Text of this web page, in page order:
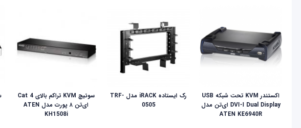
اکستندر KVM تحت شبکه USB
DVI-I Dual Display ای‌تن مدل
ATEN KE6940R
رک ایستاده iRACK مدل TRF-
0505
سوئیچ KVM تراکم بالای Cat 4
ای‌تن ۸ پورت مدل ATEN
KH1508i